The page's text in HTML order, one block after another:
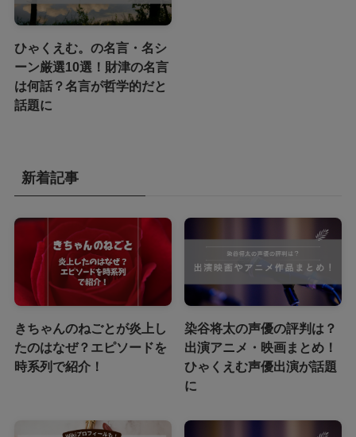
ひゃくえむ。の名言・名シ
ーン厳選10選！財津の名言
は何話？名言が哲学的だと
話題に
新着記事
きちゃんのねごとが炎上し
たのはなぜ？エピソードを
時系列で紹介！
染谷将太の声優の評判は？
出演アニメ・映画まとめ！
ひゃくえむ声優出演が話題
に